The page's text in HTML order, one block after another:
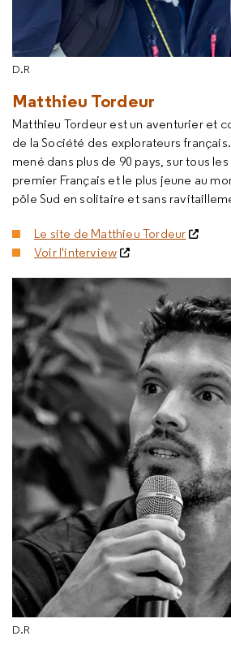
D.R
Matthieu Tordeur
Matthieu Tordeur est un aventurier et
de la Société des explorateurs
mené dans plus de 90 pays, sur tous
premier Français et le plus jeune au
pôle Sud en solitaire et sans
Le site de Matthieu Tordeur
Voir l'interview
D.R